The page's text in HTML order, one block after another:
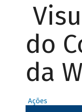
do
da
Ações